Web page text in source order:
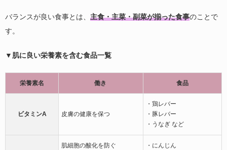
バランスが良い食事とは、 主食・主菜・副菜が揃った食事のことで
す。
▼肌に良い栄養素を含む食品一覧
栄養素名 働き 食品
ビタミンA 皮膚の健康を保つ
・鶏レバー
・豚レバー
・うなぎ など
肌細胞の酸化を防ぐ
・にんじん